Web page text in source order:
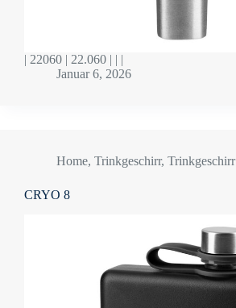
| 22060 | 22.060 | | |
Januar 6, 2026
Home, Trinkgeschirr, Trinkgeschirr
CRYO 8